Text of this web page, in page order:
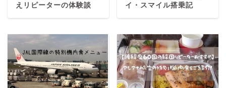
えリピーターの体験談
イ・スマイル搭乗記